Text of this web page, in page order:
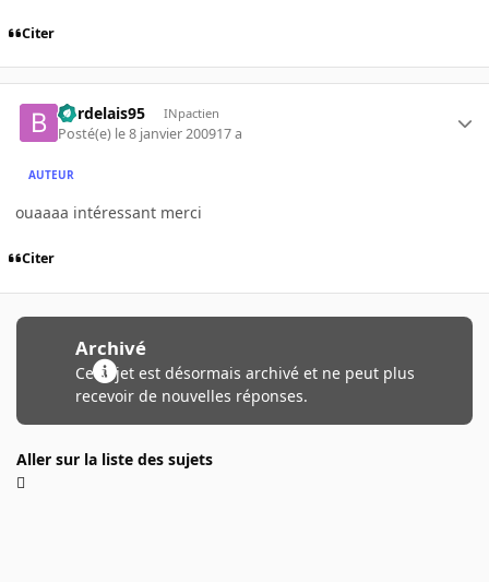
Citer
bordelais95 INpactien
Posté(e) le 8 janvier 200917 a
AUTEUR
ouaaaa intéressant merci
Citer
Archivé
Ce sujet est désormais archivé et ne peut plus
recevoir de nouvelles réponses.
Aller sur la liste des sujets